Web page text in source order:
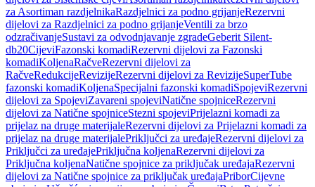
za Asortiman razdjelnikaRazdjelnici za podno grijanjeRezervni
dijelovi za Razdjelnici za podno grijanjeVentili za brzo
odzračivanjeSustavi za odvodnjavanje zgradeGeberit Silent-
db20CijeviFazonski komadiRezervni dijelovi za Fazonski
komadiKoljenaRačveRezervni dijelovi za
RačveRedukcijeRevizijeRezervni dijelovi za RevizijeSuperTube
fazonski komadiKoljenaSpecijalni fazonski komadiSpojeviRezervni
dijelovi za SpojeviZavareni spojeviNatične spojniceRezervni
dijelovi za Natične spojniceStezni spojeviPrijelazni komadi za
prijelaz na druge materijaleRezervni dijelovi za Prijelazni komadi za
prijelaz na druge materijalePriključci za uređajeRezervni dijelovi za
Priključci za uređajePriključna koljenaRezervni dijelovi za
Priključna koljenaNatične spojnice za priključak uređajaRezervni
dijelovi za Natične spojnice za priključak uređajaPriborCijevne